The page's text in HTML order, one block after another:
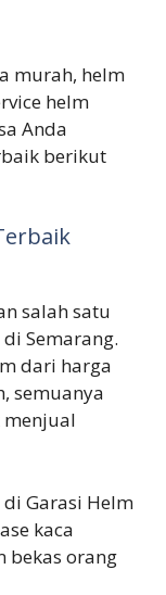
murah, helm
helm
Anda
berikut
salah satu
Semarang.
dari harga
semuanya
Garasi Helm
kaca
bekas orang